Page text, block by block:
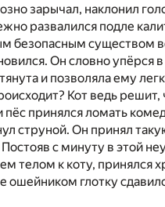
зарычал, наклонил
развалился подле
безопасным существом
Он словно упёрся
и позволяла ему
Кот ведь
принялся ломать
струной. Он принял
с минуту в этой
к коту, принялся
ошейником глотку